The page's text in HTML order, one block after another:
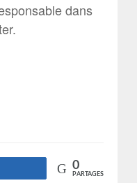
dans
0
PARTAGES